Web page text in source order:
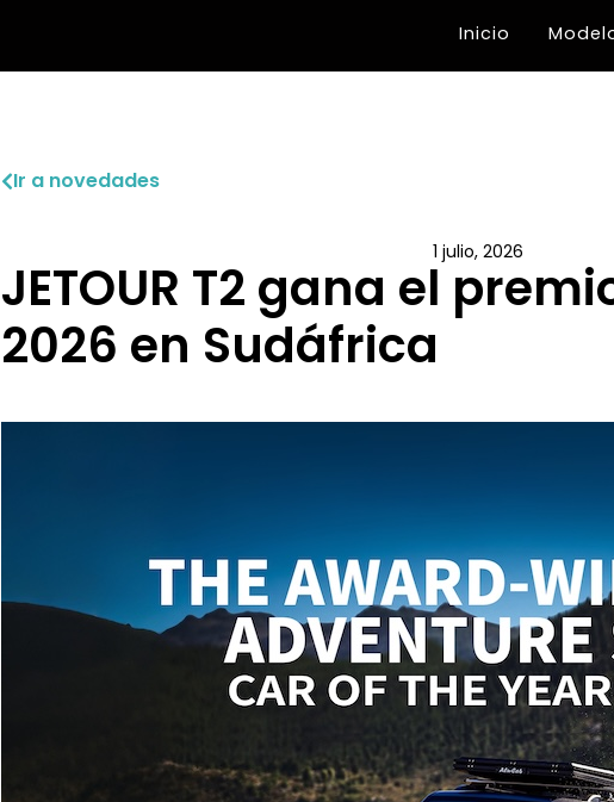
Inicio
Ir a novedades
1 julio, 2026
JETOUR T2 gana el
2026 en Sudáfrica